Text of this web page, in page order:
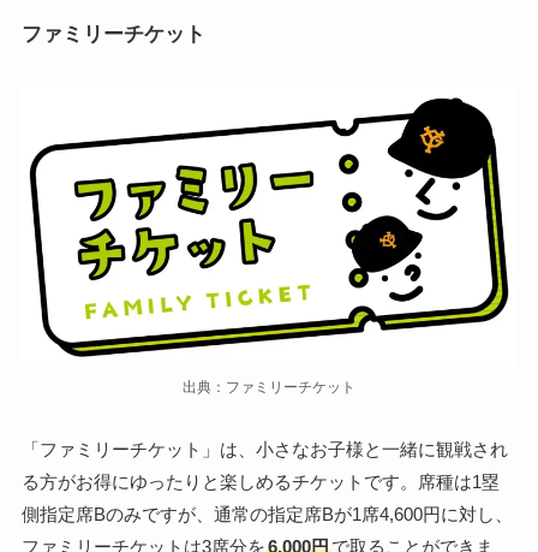
ファミリーチケット
出典：ファミリーチケット
「ファミリーチケット」は、小さなお子様と一緒に観戦され
る方がお得にゆったりと楽しめるチケットです。席種は1塁
側指定席Bのみですが、通常の指定席Bが1席4,600円に対し、
ファミリーチケットは3席分を6,000円で取ることができま